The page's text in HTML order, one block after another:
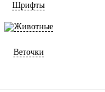
Шрифты
Животные
Веточки